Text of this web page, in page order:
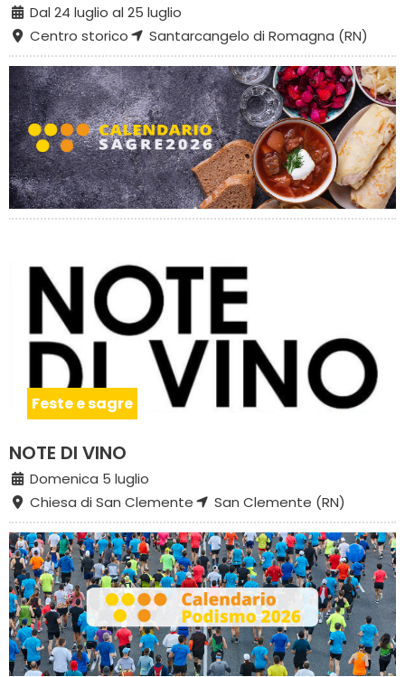
Dal 24 luglio al 25 luglio
Centro storico
Santarcangelo di Romagna (RN)
Feste e sagre
NOTE DI VINO
Domenica 5 luglio
Chiesa di San Clemente
San Clemente (RN)